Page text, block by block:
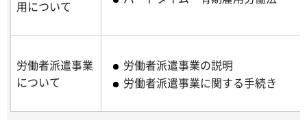
用について
労働者派遣事業
について
労働者派遣事業の説明
労働者派遣事業に関する手続き